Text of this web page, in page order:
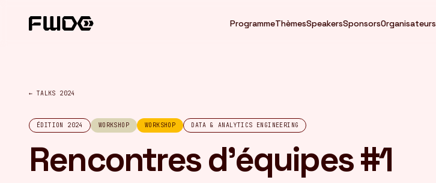
ProgrammeThèmesSpeakersSponsorsOrganisateurs
← TALKS 2024
ÉDITION 2024 WORKSHOP WORKSHOP DATA & ANALYTICS ENGINEERING
Rencontres d'équipes #1